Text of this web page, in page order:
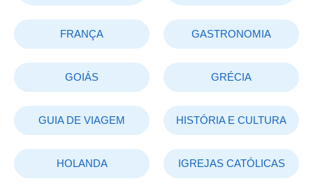
FRANÇA GASTRONOMIA
GOIÁS GRÉCIA
GUIA DE VIAGEM HISTÓRIA E CULTURA
HOLANDA IGREJAS CATÓLICAS